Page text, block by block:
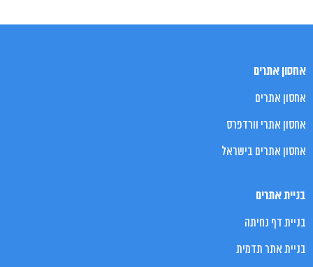
אחסון אתרים
אחסון אתרים
אחסון אתרי וורדפרס
אחסון אתרים בישראל
בניית אתרים
בניית דף נחיתה
בניית אתר תדמית